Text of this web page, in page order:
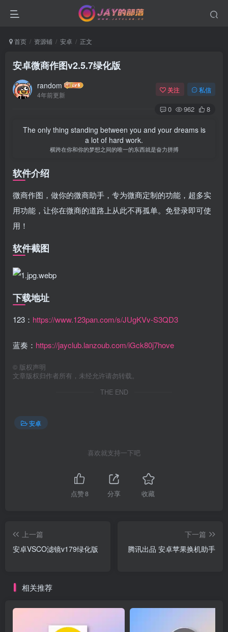
首页 资源铺 安卓 正文
安卓微商作图v2.5.7绿化版
random
4年前更新
关注 私信
0 962 8
The only thing standing between you and your dreams is
a lot of hard work.
横跨在你和你的梦想之间的唯一的东西就是奋力拼搏
软件介绍
微商作图，做你的微商助手，专为微商定制的功能，超多实
用功能，让你在微商的道路上从此不再孤单。免登录即可使
用！
软件截图
下载地址
123： https://www.123pan.com/s/JUgKVv-S3QD3
蓝奏： https://jayclub.lanzoub.com/iGck80j7hove
© 版权声明
文章版权归作者所有，未经允许请勿转载。
THE END
安卓
喜欢就支持一下吧
点赞8 分享 收藏
上一篇
安卓VSCO滤镜v179绿化版
下一篇
腾讯出品 安卓苹果换机助手
相关推荐